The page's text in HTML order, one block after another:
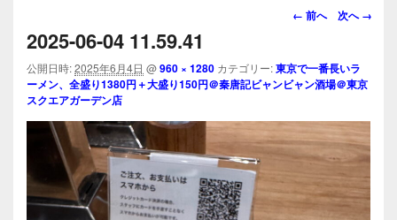
画
ビ
ゲ
シ
ョ
← 前へ 次へ →
2025-06-04 11.59.41
公開日時:2025年6月4日 @960 × 1280 カテゴリー:東京で一番長いラ
ーメン、全盛り1380円＋大盛り150円＠秦唐記ビャンビャン酒場＠東京
スクエアガーデン店